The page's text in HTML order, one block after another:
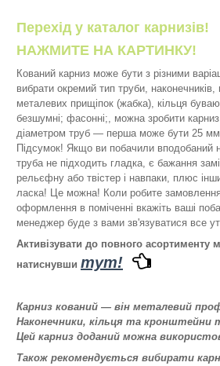
Перехід у каталог карнизів!
НАЖМИТЕ НА КАРТИНКУ!
Кований карниз може бути з різними
вибрати окремий тип труби, наконечників,
металевих прищіпок (жабка), кільця
безшумні; фасонні;, можна зробити карниз
діаметром труб — перша може бути 25
Підсумок! Якщо ви побачили вподобаний
труба не підходить гладка, є бажання
рельєфну або твістер і навпаки, плюс
ласка! Це можна! Коли робите замовлення
оформлення в поміченні вкажіть ваші
менеджер буде з вами зв'язуватися все
Активізувати до повного асортименту
натиснувши тут!
Карниз кований — він металевий
Наконечники, кільця та кронштейни
Цей карниз доданий можна
Також рекомендується вибирати